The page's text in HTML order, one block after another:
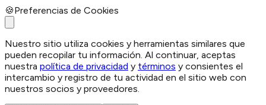
🍪Preferencias de Cookies
Nuestro sitio utiliza cookies y herramientas similares que
pueden recopilar tu información. Al continuar, aceptas
nuestra política de privacidad y términos y consientes el
intercambio y registro de tu actividad en el sitio web con
nuestros socios y proveedores.